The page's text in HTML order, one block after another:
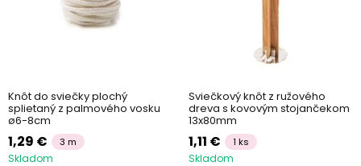
Knôt do sviečky plochý
splietaný z palmového vosku
ø6-8cm
1,29 € 3 m
Skladom
Sviečkový knôt z ružového
dreva s kovovým stojančekom
13x80mm
1,11 € 1 ks
Skladom